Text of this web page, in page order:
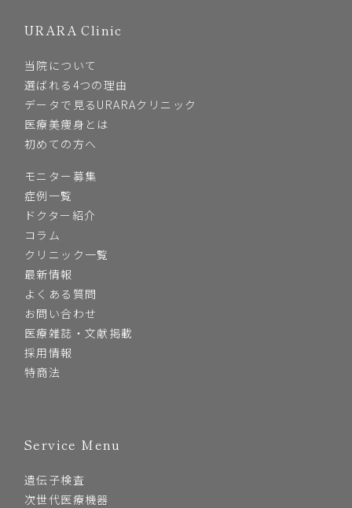
URARA Clinic
当院について
選ばれる4つの理由
データで見るURARAクリニック
医療美痩身とは
初めての方へ
モニター募集
症例一覧
ドクター紹介
コラム
クリニック一覧
最新情報
よくある質問
お問い合わせ
医療雑誌・文献掲載
採用情報
特商法
Service Menu
遺伝子検査
次世代医療機器